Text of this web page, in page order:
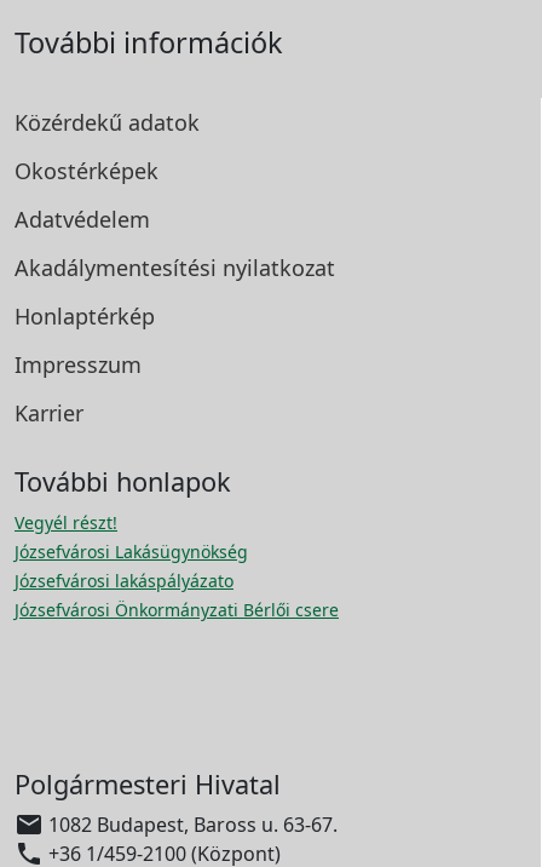
További információk
Közérdekű adatok
Okostérképek
Adatvédelem
Akadálymentesítési nyilatkozat
Honlaptérkép
Impresszum
Karrier
További honlapok
Vegyél részt!
Józsefvárosi Lakásügynökség
Józsefvárosi lakáspályázato
Józsefvárosi Önkormányzati Bérlői csere
Polgármesteri Hivatal
 1082 Budapest, Baross u. 63-67.
 +36 1/459-2100 (Központ)